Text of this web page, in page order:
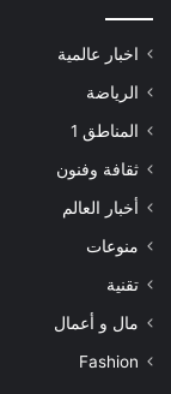
اخبار عالمية
الرياضة
المناطق 1
ثقافة وفنون
أخبار العالم
منوعات
تقنية
مال و أعمال
Fashion